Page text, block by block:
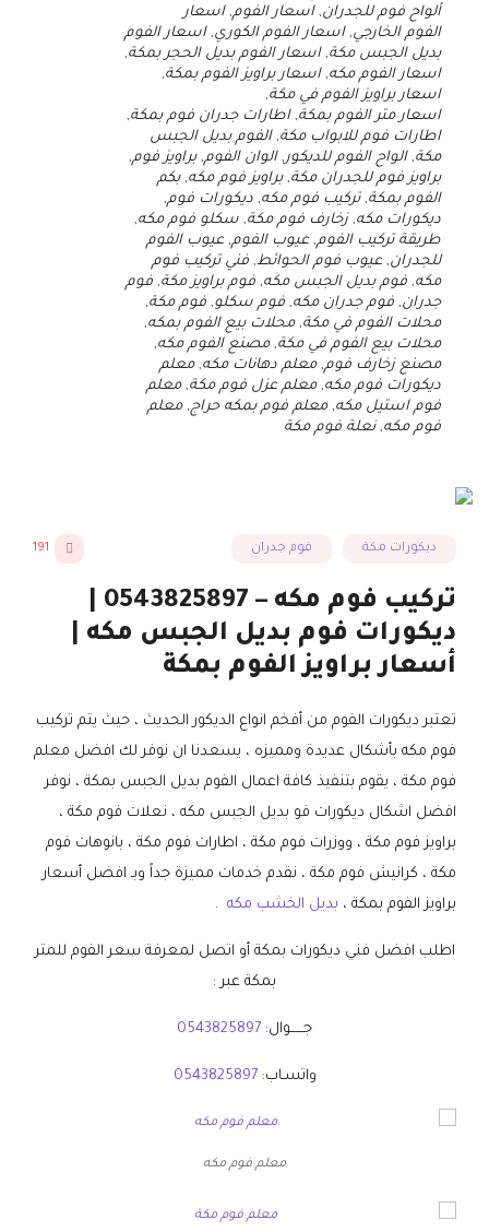
ألواح فوم للجدران,اسعار الفوم,اسعار
الفوم الخارجي,اسعار الفوم الكوري,اسعار الفوم
بديل الجبس مكة,اسعار الفوم بديل الحجر بمكة,
اسعار الفوم مكه,اسعار براويز الفوم بمكة,
اسعار براويز الفوم في مكة,
اسعار متر الفوم بمكة,اطارات جدران فوم بمكة,
اطارات فوم للابواب مكة,الفوم بديل الجبس
مكة,الواح الفوم للديكور ,الوان الفوم,براويز فوم,
براويز فوم للجدران مكة,براويز فوم مكه,بكم
الفوم بمكة,تركيب فوم مكه, ديكورات فوم,
ديكورات مكه,زخارف فوم مكة, سكلو فوم مكه,
طريقة تركيب الفوم, عيوب الفوم, عيوب الفوم
للجدران, عيوب فوم الحوائط, فني تركيب فوم
مكه, فوم بديل الجبس مكه, فوم براويز مكة, فوم
جدران, فوم جدران مكه, فوم سكلو, فوم مكة,
محلات الفوم في مكة,محلات بيع الفوم بمكه,
محلات بيع الفوم في مكة,مصنع الفوم مكه,
مصنع زخارف فوم,معلم دهانات مكه,معلم
ديكورات فوم مكه,معلم عزل فوم مكة,معلم
فوم استيل مكه,معلم فوم بمكه حراج,معلم
فوم مكه,نعلة فوم مكة
ديكورات مكة فوم جدران 191
ديكورات فوم بديل الجبس مكه |
أسعار براويز الفوم بمكة
تعتبر ديكورات الفوم من أفخم انواع الديكور الحديث ، حيث يتم تركيب
فوم مكه بأشكال عديدة ومميزه ، يسعدنا ان نوفر لك افضل معلم
فوم مكة ، يقوم بتنفيذ كافة اعمال الفوم بديل الجبس بمكة ، نوفر
افضل اشكال ديكورات فو بديل الجبس مكه ، نعلات فوم مكة ،
براويز فوم مكة ، ووزرات فوم مكة ، اطارات فوم مكة ، بانوهات فوم
مكة ، كرانيش فوم مكة ، نقدم خدمات مميزة جداً وبـ افضل أسعار
براويز الفوم بمكة ، بديل الخشب مكه .
اطلب افضل فني ديكورات بمكة أو اتصل لمعرفة سعر الفوم للمتر
بمكة عبر :
جــــــوال: 0543825897
واتسـاب:0543825897
معلم فوم مكه